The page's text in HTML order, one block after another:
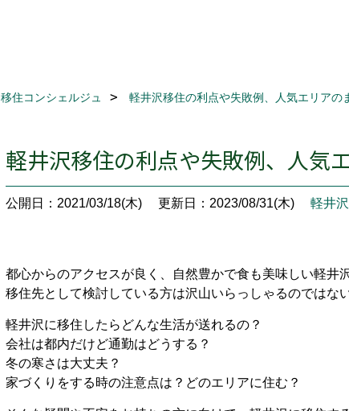
移住コンシェルジュ 軽井沢移住の利点や失敗例、人気エリアの
軽井沢移住の利点や失敗例、人気
公開日：2021/03/18(木) 更新日：2023/08/31(木) 軽井
都心からのアクセスが良く、自然豊かで食も美味しい軽井沢
移住先として検討している方は沢山いらっしゃるのではな
軽井沢に移住したらどんな生活が送れるの？
会社は都内だけど通勤はどうする？
冬の寒さは大丈夫？
家づくりをする時の注意点は？どのエリアに住む？